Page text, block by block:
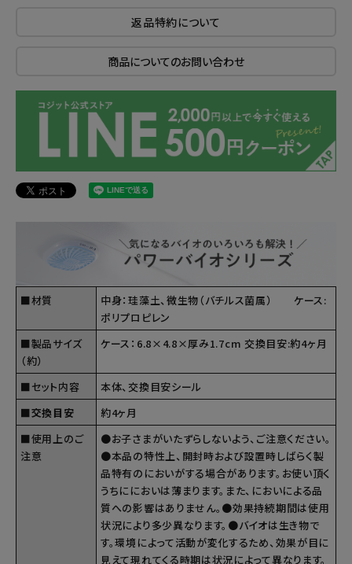
返品特約について
商品についてのお問い合わせ
■材質
中身：珪藻土、微生物（バチルス菌属） ケース:
ポリプロピレン
■製品サイズ
（約）
ケース：6.8×4.8×厚み1.7cm 交換目安:約4ヶ月
■セット内容
本体、交換目安シール
■交換目安
約4ヶ月
■使用上のご
注意
●お子さまがいたずらしないよう、ご注意ください。
●本品の特性上、開封時および設置時しばらく製
品特有のにおいがする場合があります。お使い頂く
うちににおいは薄まります。また、においによる品
質への影響はありません。●効果持続期間は使用
状況により多少異なります。●バイオは生き物で
す。環境によって活動が変化するため、効果が目に
見えて現れてくる時期は状況によって異なります。